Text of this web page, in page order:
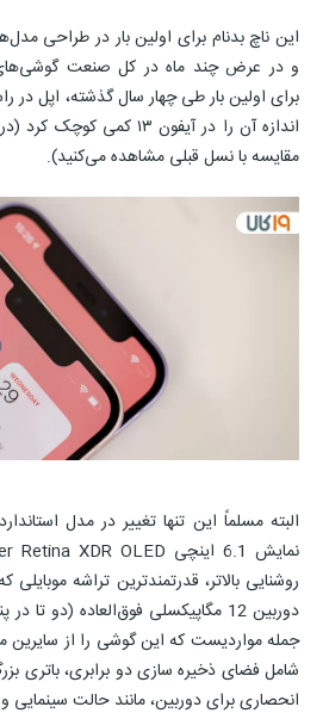
و در عرض چند ماه در کل صنعت
برای اولین بار طی چهار سال گذشته، اپل
اندازه آن را در آیفون ۱۳
مقایسه با نسل قبلی مشاهده می‌کنید).
البته مسلماً این تنها تغییر در مدل
روشنایی بالاتر، قدرتمندترین تراشه
دوربین 12 مگاپیکسلی فوق‌العاده
جمله مواردیست که این گوشی را از سایرین
شامل فضای ذخیره سازی دو برابری، باتری
انحصاری برای دوربین، مانند حالت